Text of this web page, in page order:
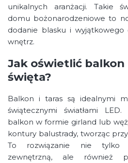
unikalnych aranżacji. Takie
domu bożonarodzeniowe to
dodanie blasku i
wnętrz.
Jak oświetlić balkon
święta?
Balkon i taras są idealnymi
świątecznymi światłami
balkon w formie girland lub
kontury balustrady, tworząc
To rozwiązanie nie tylko
zewnętrzną, ale również